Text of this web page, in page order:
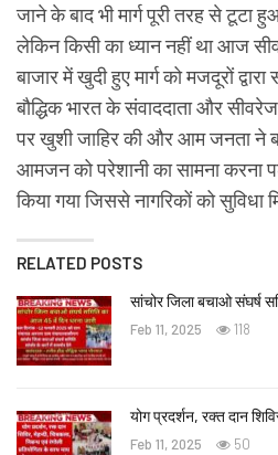
जाने के बाद भी मार्ग पूरी तरह से टूटा
लेकिन किसी का ध्यान नहीं था आज
बाजार में खुदी हुए मार्ग को मजदूरों
बौद्धिक भारत के संवाददाता और सीवरेज
पर खुशी जाहिर की और आम जनता ने
आमजन को परेशानी का सामना करना
किया गया जिससे नागरिकों को सुविधा
RELATED POSTS
सांचोर जिला बचाओ संघर्ष
Feb 11, 2025 118
योग प्रदर्शन, रक्त दान
Feb 11, 2025 50